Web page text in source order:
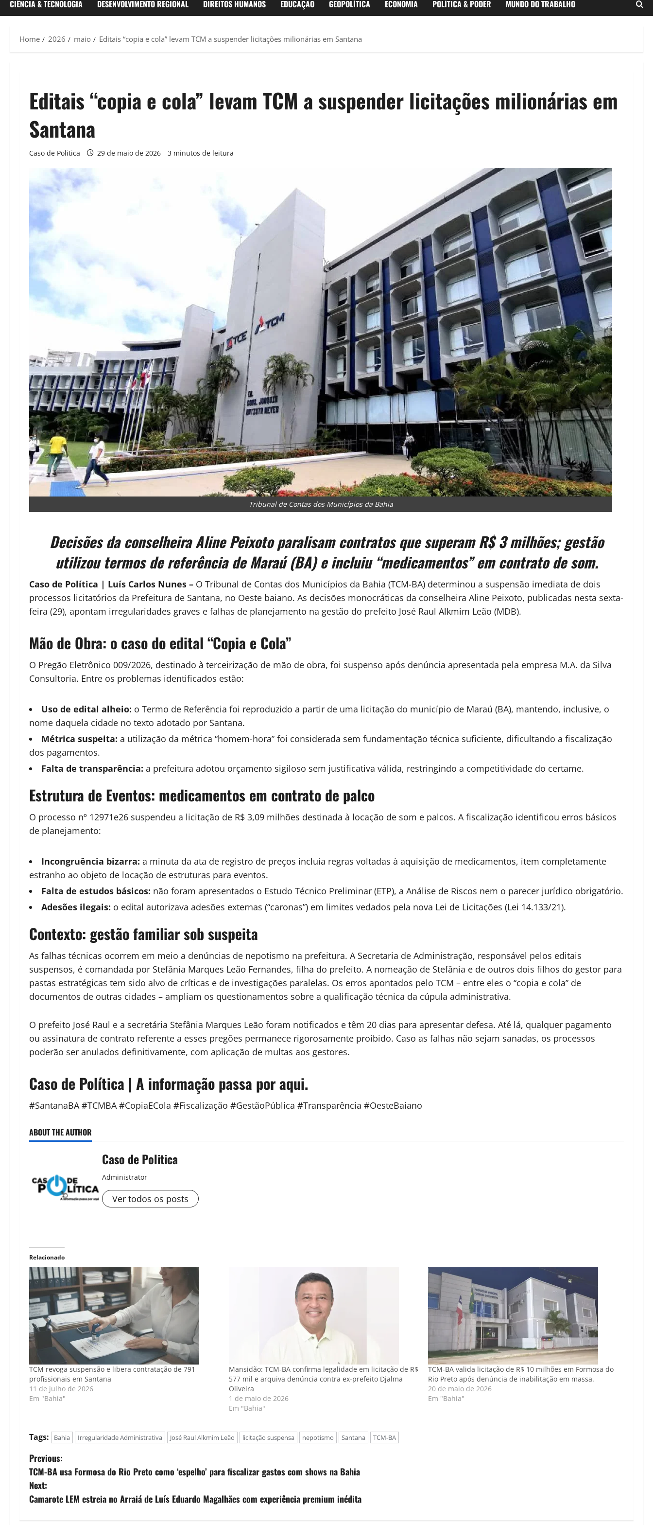
CIÊNCIA & TECNOLOGIA DESENVOLVIMENTO REGIONAL DIREITOS HUMANOS EDUCAÇÃO GEOPOLÍTICA ECONOMIA POLÍTICA & PODER MUNDO DO TRABALHO
Home 2026 maio Editais “copia e cola” levam TCM a suspender licitações milionárias em Santana
Editais “copia e cola” levam TCM a suspender licitações milionárias em
Santana
Caso de Politica 29 de maio de 2026 3 minutos de leitura
Tribunal de Contas dos Municípios da Bahia
Decisões da conselheira Aline Peixoto paralisam contratos que superam R$ 3 milhões; gestão
utilizou termos de referência de Maraú (BA) e incluiu “medicamentos” em contrato de som.
Caso de Política | Luís Carlos Nunes – O Tribunal de Contas dos Municípios da Bahia (TCM-BA) determinou a suspensão imediata de dois
processos licitatórios da Prefeitura de Santana, no Oeste baiano. As decisões monocráticas da conselheira Aline Peixoto, publicadas nesta sexta-
feira (29), apontam irregularidades graves e falhas de planejamento na gestão do prefeito José Raul Alkmim Leão (MDB).
Mão de Obra: o caso do edital “Copia e Cola”
O Pregão Eletrônico 009/2026, destinado à terceirização de mão de obra, foi suspenso após denúncia apresentada pela empresa M.A. da Silva
Consultoria. Entre os problemas identificados estão:
Uso de edital alheio: o Termo de Referência foi reproduzido a partir de uma licitação do município de Maraú (BA), mantendo, inclusive, o
nome daquela cidade no texto adotado por Santana.
Métrica suspeita: a utilização da métrica “homem-hora” foi considerada sem fundamentação técnica suficiente, dificultando a fiscalização
dos pagamentos.
Falta de transparência: a prefeitura adotou orçamento sigiloso sem justificativa válida, restringindo a competitividade do certame.
Estrutura de Eventos: medicamentos em contrato de palco
O processo nº 12971e26 suspendeu a licitação de R$ 3,09 milhões destinada à locação de som e palcos. A fiscalização identificou erros básicos
de planejamento:
Incongruência bizarra: a minuta da ata de registro de preços incluía regras voltadas à aquisição de medicamentos, item completamente
estranho ao objeto de locação de estruturas para eventos.
Falta de estudos básicos: não foram apresentados o Estudo Técnico Preliminar (ETP), a Análise de Riscos nem o parecer jurídico obrigatório.
Adesões ilegais: o edital autorizava adesões externas (“caronas”) em limites vedados pela nova Lei de Licitações (Lei 14.133/21).
Contexto: gestão familiar sob suspeita
As falhas técnicas ocorrem em meio a denúncias de nepotismo na prefeitura. A Secretaria de Administração, responsável pelos editais
suspensos, é comandada por Stefânia Marques Leão Fernandes, filha do prefeito. A nomeação de Stefânia e de outros dois filhos do gestor para
pastas estratégicas tem sido alvo de críticas e de investigações paralelas. Os erros apontados pelo TCM – entre eles o “copia e cola” de
documentos de outras cidades – ampliam os questionamentos sobre a qualificação técnica da cúpula administrativa.
O prefeito José Raul e a secretária Stefânia Marques Leão foram notificados e têm 20 dias para apresentar defesa. Até lá, qualquer pagamento
ou assinatura de contrato referente a esses pregões permanece rigorosamente proibido. Caso as falhas não sejam sanadas, os processos
poderão ser anulados definitivamente, com aplicação de multas aos gestores.
Caso de Política | A informação passa por aqui.
#SantanaBA #TCMBA #CopiaECola #Fiscalização #GestãoPública #Transparência #OesteBaiano
ABOUT THE AUTHOR
Caso de Politica
Administrator
Ver todos os posts
Relacionado
TCM revoga suspensão e libera contratação de 791
profissionais em Santana
11 de julho de 2026
Em "Bahia"
Mansidão: TCM-BA confirma legalidade em licitação de R$
577 mil e arquiva denúncia contra ex-prefeito Djalma
Oliveira
1 de maio de 2026
Em "Bahia"
TCM-BA valida licitação de R$ 10 milhões em Formosa do
Rio Preto após denúncia de inabilitação em massa.
20 de maio de 2026
Em "Bahia"
Tags: Bahia Irregularidade Administrativa José Raul Alkmim Leão licitação suspensa nepotismo Santana TCM-BA
P
o
s
Previous:
TCM-BA usa Formosa do Rio Preto como ‘espelho’ para fiscalizar gastos com shows na Bahia
Next:
Camarote LEM estreia no Arraiá de Luís Eduardo Magalhães com experiência premium inédita